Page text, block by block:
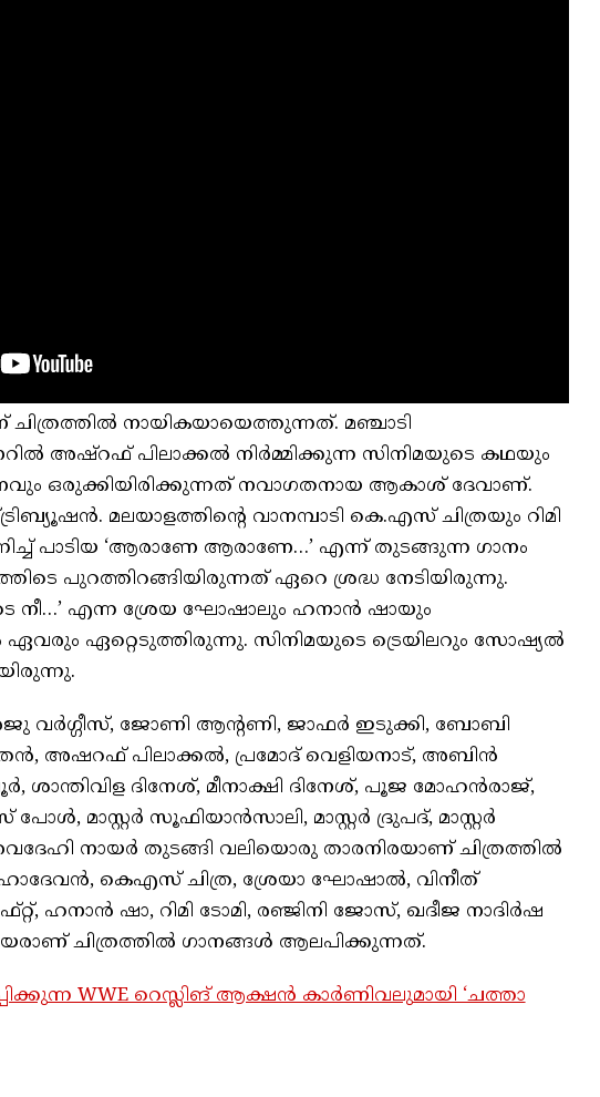
നായികയായെത്തുന്നത്. മഞ്ചാടി
അഷ്റഫ് പിലാക്കൽ നിർമ്മിക്കുന്ന സിനിമയുടെ കഥയും
ഒരുക്കിയിരിക്കുന്നത് നവാഗതനായ ആകാശ് ദേവാണ്.
മലയാളത്തിന്‍റെ വാനമ്പാടി കെ.എസ് ചിത്രയും റിമി
പാടിയ ‘ആരാണേ ആരാണേ…’ എന്ന് തുടങ്ങുന്ന ഗാനം
പുറത്തിറങ്ങിയിരുന്നത് ഏറെ ശ്രദ്ധ നേടിയിരുന്നു.
നീ…’ എന്ന ശ്രേയ ഘോഷാലും ഹനാൻ ഷായും
ഏവരും ഏറ്റെടുത്തിരുന്നു. സിനിമയുടെ ട്രെയിലറും സോഷ്യൽ
വർഗ്ഗീസ്, ജോണി ആന്‍റണി, ജാഫർ ഇടുക്കി, ബോബി
അഷറഫ് പിലാക്കൽ, പ്രമോദ് വെളിയനാട്, അബിൻ
ദിനേശ്, മീനാക്ഷി ദിനേശ്, പൂജ മോഹൻരാജ്,
മാസ്റ്റർ സൂഫിയാൻസാലി, മാസ്റ്റർ ദ്രുപദ്, മാസ്റ്റർ
നായർ തുടങ്ങി വലിയൊരു താരനിരയാണ് ചിത്രത്തിൽ
കെഎസ് ചിത്ര, ശ്രേയാ ഘോഷാൽ, വിനീത്
ഹനാൻ ഷാ, റിമി ടോമി, രഞ്ജിനി ജോസ്, ഖദീജ നാദിര്‍ഷ
ചിത്രത്തിൽ ഗാനങ്ങള്‍ ആലപിക്കുന്നത്.
WWE റെസ്ലിങ് ആക്ഷൻ കാർണിവലുമായി ‘ചത്താ